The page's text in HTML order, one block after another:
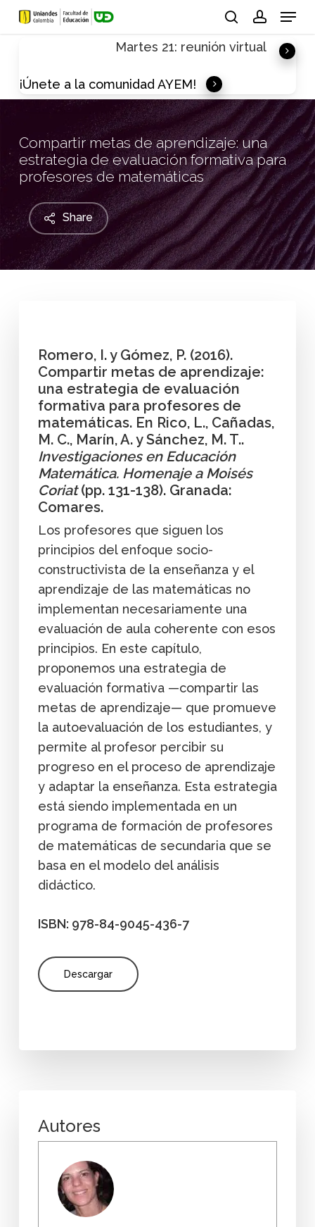
Skip
Menu
Martes 21: reunión virtual
¡Únete a la comunidad AYEM!
Compartir metas de aprendizaje: una
estrategia de evaluación formativa para
profesores de matemáticas
Share
Romero, I. y Gómez, P. (2016).
Compartir metas de aprendizaje:
una estrategia de evaluación
formativa para profesores de
matemáticas. En Rico, L., Cañadas,
M. C., Marín, A. y Sánchez, M. T..
Investigaciones en Educación
Matemática. Homenaje a Moisés
Coriat(pp. 131-138). Granada:
Comares.
Los profesores que siguen los
principios del enfoque socio-
constructivista de la enseñanza y el
aprendizaje de las matemáticas no
implementan necesariamente una
evaluación de aula coherente con esos
principios. En este capítulo,
proponemos una estrategia de
evaluación formativa —compartir las
metas de aprendizaje— que promueve
la autoevaluación de los estudiantes, y
permite al profesor percibir su
progreso en el proceso de aprendizaje
y adaptar la enseñanza. Esta estrategia
está siendo implementada en un
programa de formación de profesores
de matemáticas de secundaria que se
basa en el modelo del análisis
didáctico.
ISBN: 978-84-9045-436-7
Descargar
Autores